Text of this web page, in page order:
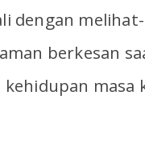
dengan
berkesan
kehidupan masa